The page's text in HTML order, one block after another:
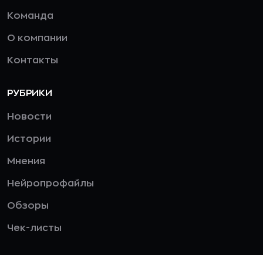
Команда
О компании
Контакты
РУБРИКИ
Новости
Истории
Мнения
Нейропрофайлы
Обзоры
Чек-листы